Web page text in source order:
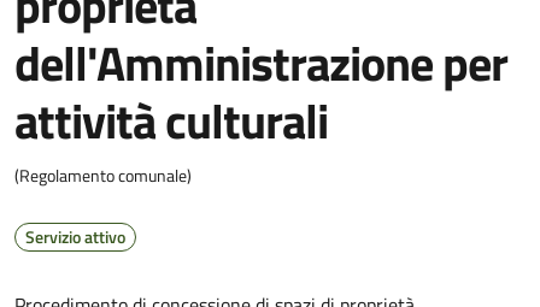
dell'Amministrazione per
attività culturali
(Regolamento comunale)
Servizio attivo